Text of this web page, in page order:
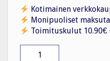
Kotimainen
Monipuoliset
Toimituskulut 10.90€